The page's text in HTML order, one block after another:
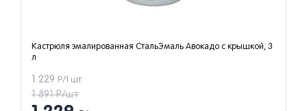
Кастрюля эмалированная СтальЭмаль Авокадо с крышкой, 3
л
1 229 Р/1 шт
1 891 Р/шт